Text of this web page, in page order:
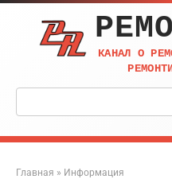
Перейти
контенту
КАНАЛ О
Поиск:
Главная » Информация